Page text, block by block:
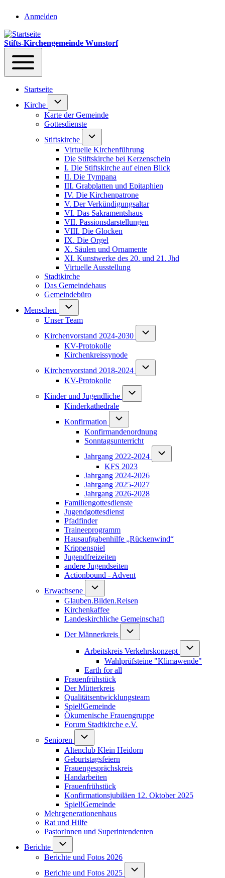
User account menu
Anmelden
Stifts-Kirchengemeinde Wunstorf
Navigation
Toggle main menu
Startseite
Kirche
Unternavigation von Kirche
Karte der Gemeinde
Gottesdienste
Stiftskirche
Unternavigation von Stiftskirche
Virtuelle Kirchenführung
Die Stiftskirche bei Kerzenschein
I. Die Stiftskirche auf einen Blick
II. Die Tympana
III. Grabplatten und Epitaphien
IV. Die Kirchenpatrone
V. Der Verkündigungsaltar
VI. Das Sakramentshaus
VII. Passionsdarstellungen
VIII. Die Glocken
IX. Die Orgel
X. Säulen und Ornamente
XI. Kunstwerke des 20. und 21. Jhd
Virtuelle Ausstellung
Stadtkirche
Das Gemeindehaus
Gemeindebüro
Menschen
Unternavigation von Menschen
Unser Team
Kirchenvorstand 2024-2030
Unternavigation von
KV-Protokolle
Kirchenkreissynode
Kirchenvorstand 2018-2024
Unternavigation von
KV-Protokolle
Kinder und Jugendliche
Unternavigation von Kinder und
Kinderkathedrale
Konfirmation
Unternavigation von Konfirmation
Konfirmandenordnung
Sonntagsunterricht
Jahrgang 2022-2024
Unternavigation von
KFS 2023
Jahrgang 2024-2026
Jahrgang 2025-2027
Jahrgang 2026-2028
Familiengottesdienste
Jugendgottesdienst
Pfadfinder(opens in new tab)
Traineeprogramm
Hausaufgabenhilfe „Rückenwind“
Krippenspiel
Jugendfreizeiten
andere Jugendseiten
Actionbound - Advent
Erwachsene
Unternavigation von Erwachsene
Glauben.Bilden.Reisen
Kirchenkaffee
Landeskirchliche Gemeinschaft
Der Männerkreis
Unternavigation von Der
Arbeitskreis Verkehrskonzept
Wahlprüfsteine "Klimawende"
Earth for all
Frauenfrühstück
Der Mütterkreis
Qualitätsentwicklungsteam
Spiel!Gemeinde
Ökumenische Frauengruppe
Forum Stadtkirche e.V.
Senioren
Unternavigation von Senioren
Altenclub Klein Heidorn
Geburtstagsfeiern
Frauengesprächskreis
Handarbeiten
Frauenfrühstück
Konfirmationsjubiläen 12. Oktober 2025
Spiel!Gemeinde
Mehrgenerationenhaus
Rat und Hilfe
PastorInnen und Superintendenten
Berichte
Unternavigation von Berichte
Berichte und Fotos 2026
Berichte und Fotos 2025
Unternavigation von Berichte